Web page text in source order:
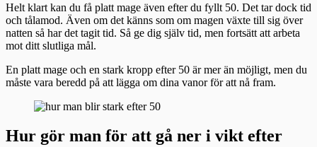
Helt klart kan du få platt mage även efter du fyllt 50. Det tar dock tid
och tålamod. Även om det känns som om magen växte till sig över
natten så har det tagit tid. Så ge dig själv tid, men fortsätt att arbeta
mot ditt slutliga mål.
En platt mage och en stark kropp efter 50 är mer än möjligt, men du
måste vara beredd på att lägga om dina vanor för att nå fram.
Hur gör man för att gå ner i vikt efter